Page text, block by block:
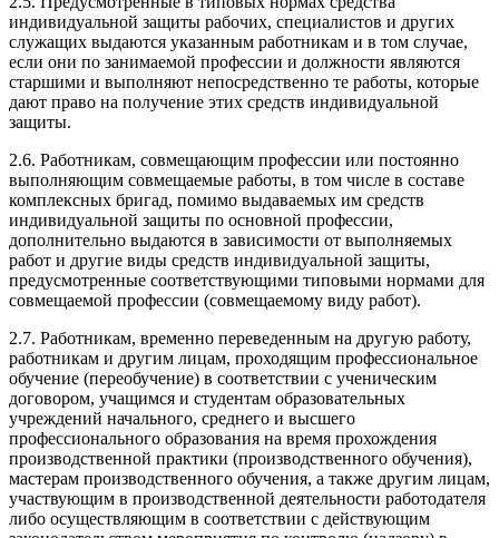
индивидуальной защиты рабочих, специалистов и других
служащих выдаются указанным работникам и в том случае,
если они по занимаемой профессии и должности являются
старшими и выполняют непосредственно те работы, которые
дают право на получение этих средств индивидуальной
защиты.
2.6. Работникам, совмещающим профессии или постоянно
выполняющим совмещаемые работы, в том числе в составе
комплексных бригад, помимо выдаваемых им средств
индивидуальной защиты по основной профессии,
дополнительно выдаются в зависимости от выполняемых
работ и другие виды средств индивидуальной защиты,
предусмотренные соответствующими типовыми нормами для
совмещаемой профессии (совмещаемому виду работ).
2.7. Работникам, временно переведенным на другую работу,
работникам и другим лицам, проходящим профессиональное
обучение (переобучение) в соответствии с ученическим
договором, учащимся и студентам образовательных
учреждений начального, среднего и высшего
профессионального образования на время прохождения
производственной практики (производственного обучения),
мастерам производственного обучения, а также другим лицам,
участвующим в производственной деятельности работодателя
либо осуществляющим в соответствии с действующим